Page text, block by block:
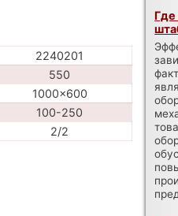
2240201
550
1000x600
100-250
2/2